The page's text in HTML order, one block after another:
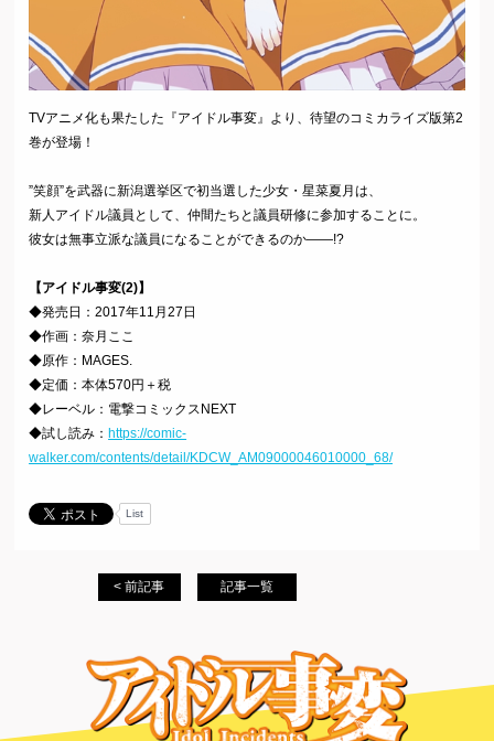
TVアニメ化も果たした『アイドル事変』より、待望のコミカライズ版第2
巻が登場！
”笑顔”を武器に新潟選挙区で初当選した少女・星菜夏月は、
新人アイドル議員として、仲間たちと議員研修に参加することに。
彼女は無事立派な議員になることができるのか――!?
【アイドル事変(2)】
◆発売日：2017年11月27日
◆作画：奈月ここ
◆原作：MAGES.
◆定価：本体570円＋税
◆レーベル：電撃コミックスNEXT
◆試し読み： https://comic-
walker.com/contents/detail/KDCW_AM09000046010000_68/
List
< 前記事 記事一覧